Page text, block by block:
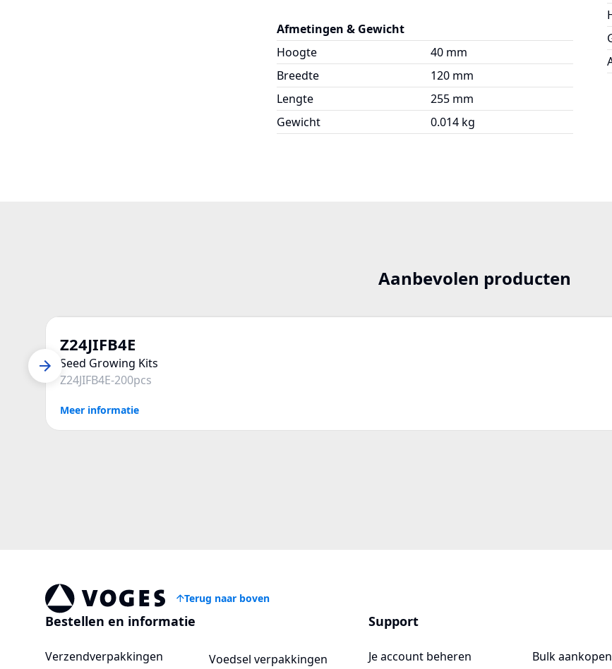
Afmetingen & Gewicht
Hoogte
40 mm
Breedte
120 mm
Lengte
255 mm
Gewicht
0.014 kg
Aanbevolen producten
Z24JIFB4E
Seed Growing Kits
Z24JIFB4E-200pcs
Meer informatie
Voges Online Store
Terug naar boven
Bestellen en informatie
Verzendverpakkingen
Voedsel verpakkingen
Support
Je account beheren
Bulk aankopen